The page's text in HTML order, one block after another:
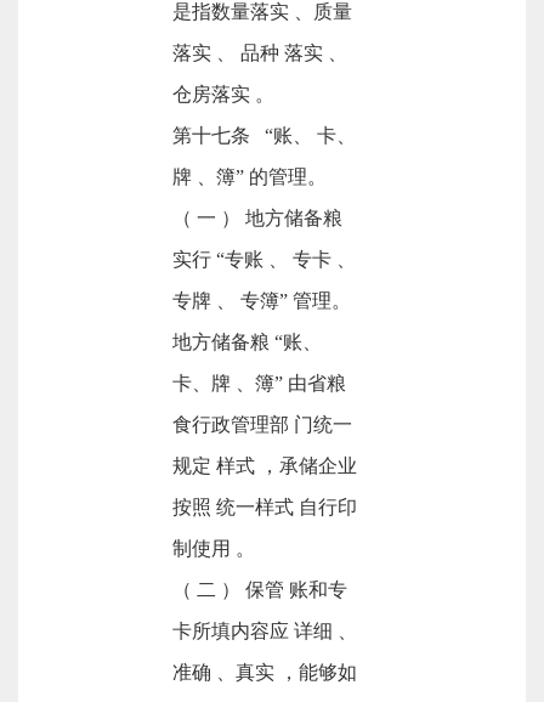
是指数量落实 、质量
落实 、 品种 落实 、
仓房落实 。
第十七条 “账、 卡、
牌 、簿” 的管理。
（ 一 ） 地方储备粮
实行 “专账 、 专卡 、
专牌 、 专簿” 管理。
地方储备粮 “账、
卡、牌 、簿” 由省粮
食行政管理部 门统一
规定 样式 ，承储企业
按照 统一样式 自行印
制使用 。
（ 二 ） 保管 账和专
卡所填内容应 详细 、
准确 、真实 ，能够如